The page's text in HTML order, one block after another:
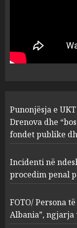
1
2
3
Punonjësja e
Drenova dhe
fondet publike
Incidenti në
procedim penal
FOTO/ Persona
Albania”, ngjarja